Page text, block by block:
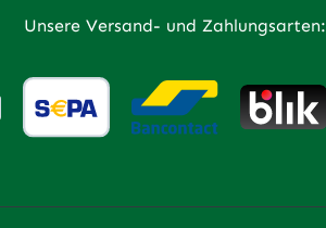
Unsere Versand- und Zahlungsarten: